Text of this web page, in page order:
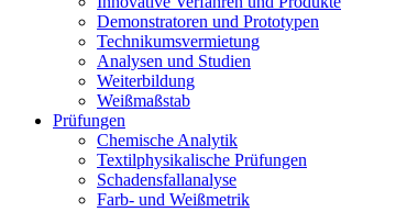
Demonstratoren und Prototypen
Technikumsvermietung
Analysen und Studien
Weiterbildung
Weißmaßstab
Prüfungen
Chemische Analytik
Textilphysikalische Prüfungen
Schadensfallanalyse
Farb- und Weißmetrik